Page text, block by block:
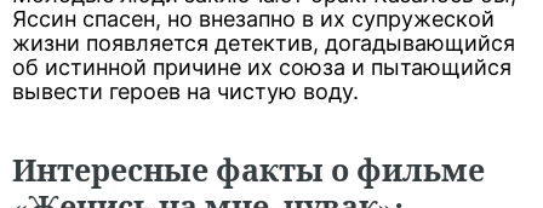
Яссин спасен, но внезапно в их супружеской
жизни появляется детектив, догадывающийся
об истинной причине их союза и пытающийся
вывести героев на чистую воду.
Интересные факты о фильме